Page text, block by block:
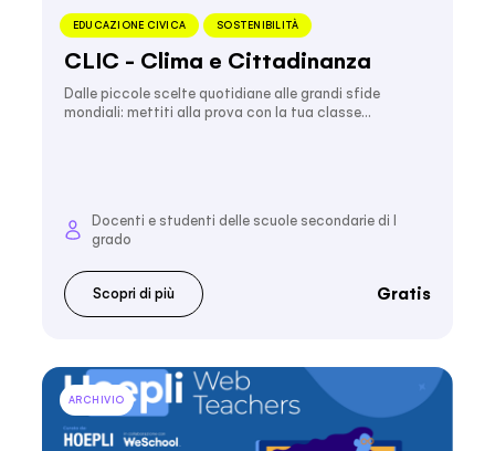
EDUCAZIONE CIVICA SOSTENIBILITÀ
CLIC - Clima e Cittadinanza
Dalle piccole scelte quotidiane alle grandi sfide
mondiali: mettiti alla prova con la tua classe…
Docenti e studenti delle scuole secondarie di I
grado
Scopri di più Gratis
ARCHIVIO